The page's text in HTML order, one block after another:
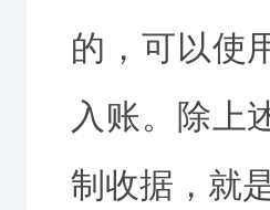
的，可以使
入账。除上
制收据，就